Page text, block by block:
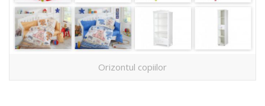
Orizontul copiilor